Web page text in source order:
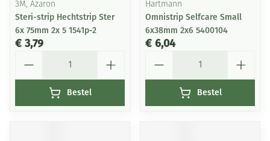
3M, Azaron
Steri-strip Hechtstrip Ster
6x 75mm 2x 5 1541p-2
€ 3,79
Bestel
Hartmann
Omnistrip Selfcare Small
6x38mm 2x6 5400104
€ 6,04
Bestel